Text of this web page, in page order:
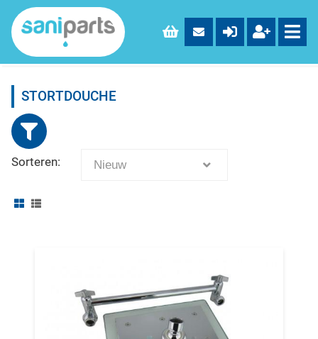
STORTDOUCHE
Sorteren: Nieuw